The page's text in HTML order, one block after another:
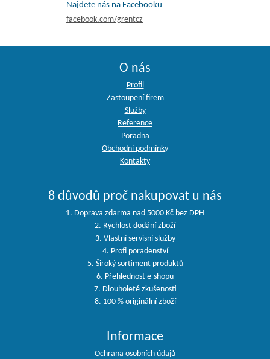
Najdete nás na Facebooku
facebook.com/grentcz
O nás
Profil
Zastoupení firem
Služby
Reference
Poradna
Obchodní podmínky
Kontakty
8 důvodů proč nakupovat u nás
1. Doprava zdarma nad 5000 Kč bez DPH
2. Rychlost dodání zboží
3. Vlastní servisní služby
4. Profi poradenství
5. Široký sortiment produktů
6. Přehlednost e-shopu
7. Dlouholeté zkušenosti
8. 100 % originální zboží
Informace
Ochrana osobních údajů